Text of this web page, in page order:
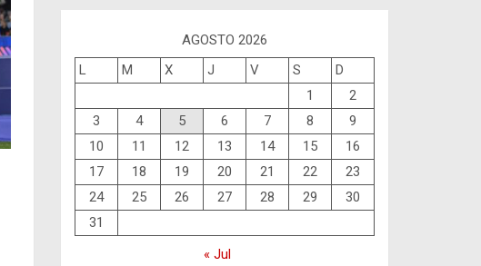
AGOSTO 2026
L
M X J V S
D
1
2
3
4 5 6 7 8
9
10
11 12 13 14 15
16
17
18 19 20 21 22
23
24
25 26 27 28 29
30
31
« Jul